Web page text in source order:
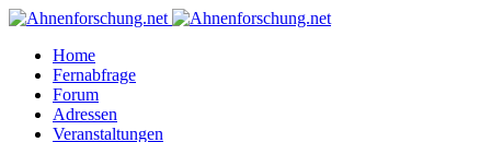
Home
Fernabfrage
Forum
Adressen
Veranstaltungen